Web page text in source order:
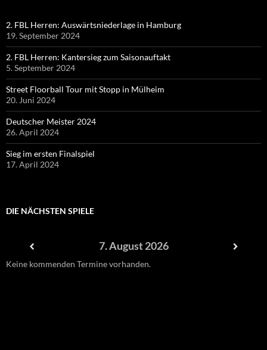
2. FBL Herren: Auswärtsniederlage in Hamburg
19. September 2024
2. FBL Herren: Kantersieg zum Saisonauftakt
5. September 2024
Street Floorball Tour mit Stopp in Mülheim
20. Juni 2024
Deutscher Meister 2024
26. April 2024
Sieg im ersten Finalspiel
17. April 2024
DIE NÄCHSTEN SPIELE
7. August 2026
Keine kommenden Termine vorhanden.